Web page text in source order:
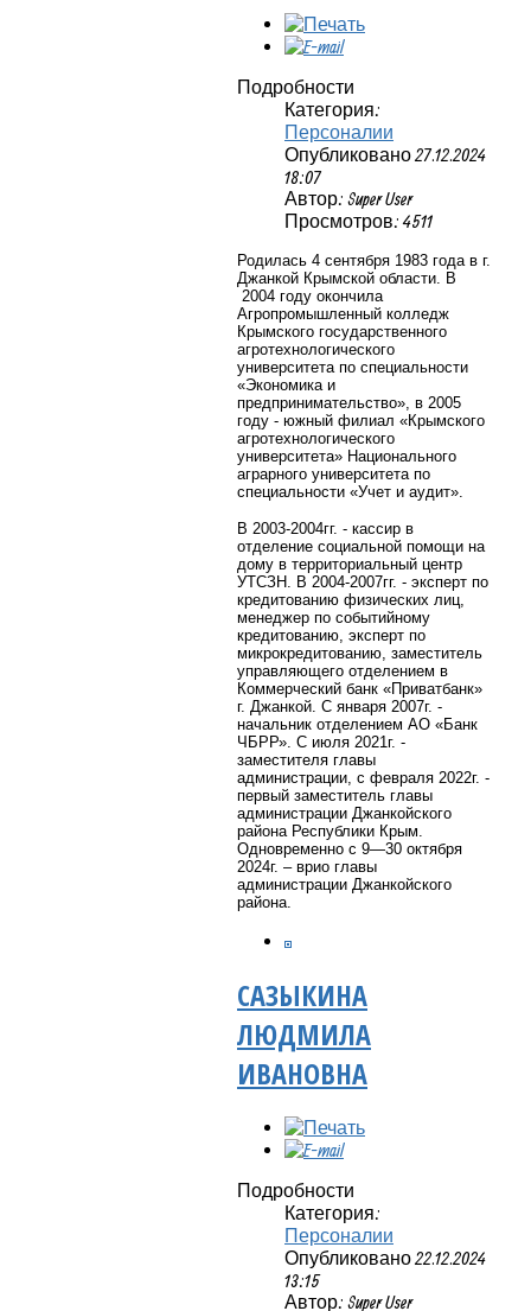
Подробности
Категория:
Персоналии
Опубликовано 27.12.2024
18:07
Автор: Super User
Просмотров: 4511
Родилась 4 сентября 1983 года в г.
Джанкой Крымской области. В
2004 году окончила
Агропромышленный колледж
Крымского государственного
агротехнологического
университета по специальности
«Экономика и
предпринимательство», в 2005
году - южный филиал «Крымского
агротехнологического
университета» Национального
аграрного университета по
специальности «Учет и аудит».
В 2003-2004гг. - кассир в
отделение социальной помощи на
дому в территориальный центр
УТСЗН. В 2004-2007гг. - эксперт по
кредитованию физических лиц,
менеджер по событийному
кредитованию, эксперт по
микрокредитованию, заместитель
управляющего отделением в
Коммерческий банк «Приватбанк»
г. Джанкой. С января 2007г. -
начальник отделением АО «Банк
ЧБРР». С июля 2021г. -
заместителя главы
администрации, с февраля 2022г. -
первый заместитель главы
администрации Джанкойского
района Республики Крым.
Одновременно с 9—30 октября
2024г. – врио главы
администрации Джанкойского
района.
САЗЫКИНА
ЛЮДМИЛА
ИВАНОВНА
Подробности
Категория:
Персоналии
Опубликовано 22.12.2024
13:15
Автор: Super User